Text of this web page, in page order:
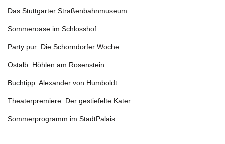
Das Stuttgarter Straßenbahnmuseum
Sommeroase im Schlosshof
Party pur: Die Schorndorfer Woche
Ostalb: Höhlen am Rosenstein
Buchtipp: Alexander von Humboldt
Theaterpremiere: Der gestiefelte Kater
Sommerprogramm im StadtPalais